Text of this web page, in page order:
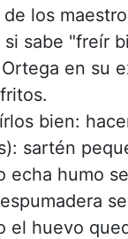
de los
si sabe "freír
en su
bien:
sartén
echa humo
el huevo